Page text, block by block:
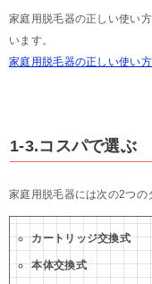
家庭用脱毛器の正しい使い
います。
家庭用脱毛器の正しい使い
1-3.コスパで選ぶ
家庭用脱毛器には次の2つの
カートリッジ交換式
本体交換式